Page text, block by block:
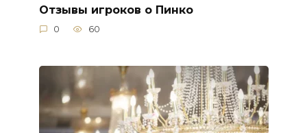
Отзывы игроков о Пинко
0 60